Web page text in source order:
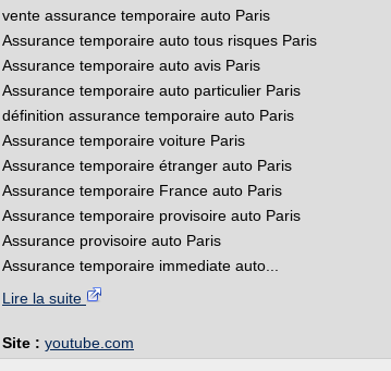
vente assurance temporaire auto Paris
Assurance temporaire auto tous risques Paris
Assurance temporaire auto avis Paris
Assurance temporaire auto particulier Paris
définition assurance temporaire auto Paris
Assurance temporaire voiture Paris
Assurance temporaire étranger auto Paris
Assurance temporaire France auto Paris
Assurance temporaire provisoire auto Paris
Assurance provisoire auto Paris
Assurance temporaire immediate auto...
Lire la suite
Site : youtube.com